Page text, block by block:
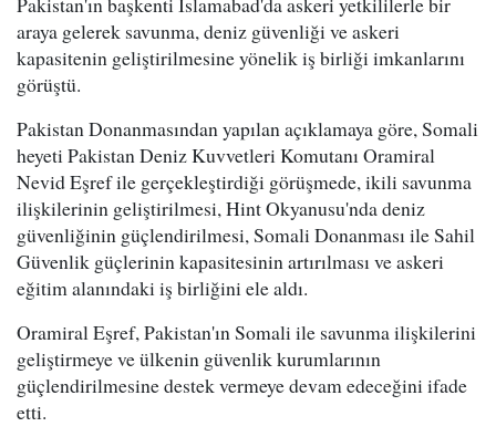
araya gelerek savunma, deniz güvenliği ve askeri
kapasitenin geliştirilmesine yönelik iş birliği imkanlarını
görüştü.
Pakistan Donanmasından yapılan açıklamaya göre, Somali
heyeti Pakistan Deniz Kuvvetleri Komutanı Oramiral
Nevid Eşref ile gerçekleştirdiği görüşmede, ikili savunma
ilişkilerinin geliştirilmesi, Hint Okyanusu'nda deniz
güvenliğinin güçlendirilmesi, Somali Donanması ile Sahil
Güvenlik güçlerinin kapasitesinin artırılması ve askeri
eğitim alanındaki iş birliğini ele aldı.
Oramiral Eşref, Pakistan'ın Somali ile savunma ilişkilerini
geliştirmeye ve ülkenin güvenlik kurumlarının
güçlendirilmesine destek vermeye devam edeceğini ifade
etti.